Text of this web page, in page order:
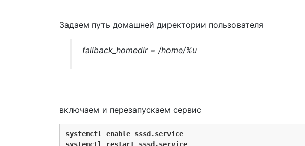
Задаем путь домашней директории пользователя
fallback_homedir = /home/%u
включаем и перезапускаем сервис
systemctl enable sssd.service